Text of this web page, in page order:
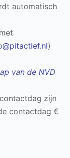
automatisch
)
van de NVD
zijn
contactdag €